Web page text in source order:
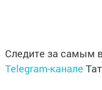
Следите за самым
Telegram-канале